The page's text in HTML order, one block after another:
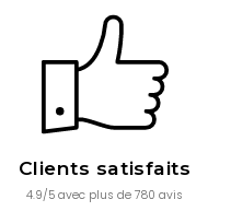
Clients satisfaits
4.9/5 avec plus de 780 avis